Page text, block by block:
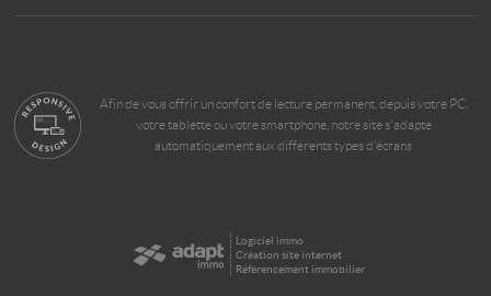
Afin de vous offrir un confort de lecture permanent, depuis votre PC,
votre tablette ou votre smartphone, notre site s'adapte
automatiquement aux différents types d'écrans
Logiciel immo
Création site internet
Référencement immobilier